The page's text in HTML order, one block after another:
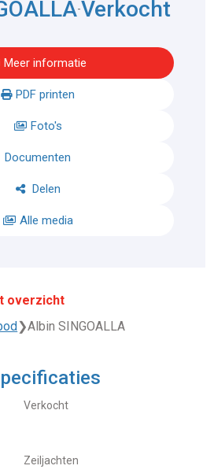
-Verkocht
Meer informatie
PDF printen
Foto's
Documenten
Delen
Alle media
overzicht
❯Albin SINGOALLA
Verkocht
Zeiljachten